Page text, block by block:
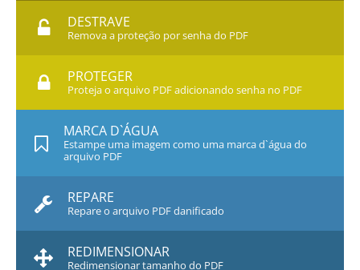
DESTRAVE
Remova a proteção por senha do PDF
PROTEGER
Proteja o arquivo PDF adicionando senha no PDF
MARCA D`ÁGUA
Estampe uma imagem como uma marca d`água do
arquivo PDF
REPARE
Repare o arquivo PDF danificado
REDIMENSIONAR
Redimensionar tamanho do PDF